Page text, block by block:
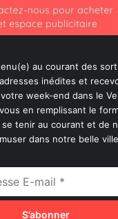
au courant des
inédites et
week-end dans le
en remplissant le
tenir au courant et de
dans notre belle